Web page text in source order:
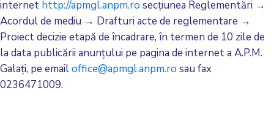
internet http://apmgl.anpm.ro secțiunea Reglementări →
Acordul de mediu → Drafturi acte de reglementare →
Proiect decizie etapă de încadrare, în termen de 10 zile de
la data publicării anunțului pe pagina de internet a A.P.M.
Galați, pe emailoffice@apmgl.anpm.ro sau fax
0236471009.